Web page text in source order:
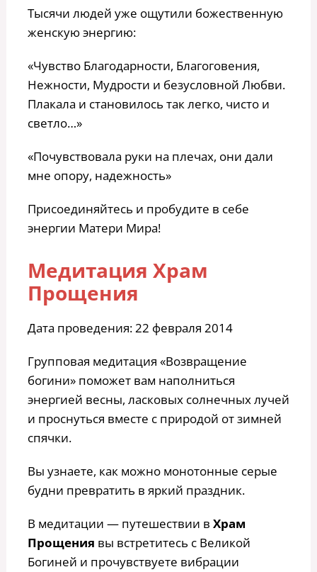
Тысячи людей уже ощутили божественную
женскую энергию:
«Чувство Благодарности, Благоговения,
Нежности, Мудрости и безусловной Любви.
Плакала и становилось так легко, чисто и
светло…»
«Почувствовала руки на плечах, они дали
мне опору, надежность»
Присоединяйтесь и пробудите в себе
энергии Матери Мира!
Медитация Храм
Прощения
Дата проведения: 22 февраля 2014
Групповая медитация «Возвращение
богини» поможет вам наполниться
энергией весны, ласковых солнечных лучей
и проснуться вместе с природой от зимней
спячки.
Вы узнаете, как можно монотонные серые
будни превратить в яркий праздник.
В медитации — путешествии в Храм
Прощения вы встретитесь с Великой
Богиней и прочувствуете вибрации